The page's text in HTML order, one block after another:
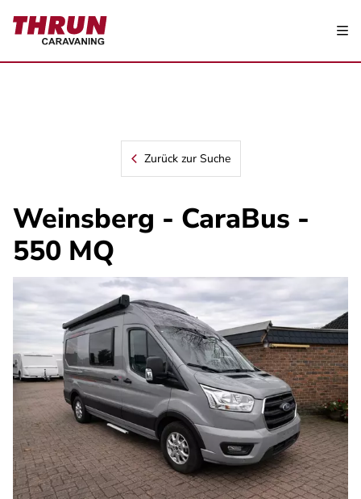
Zurück zur Suche
Weinsberg - CaraBus -
550 MQ